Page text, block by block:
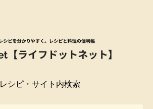
レシピ・サイト内検索